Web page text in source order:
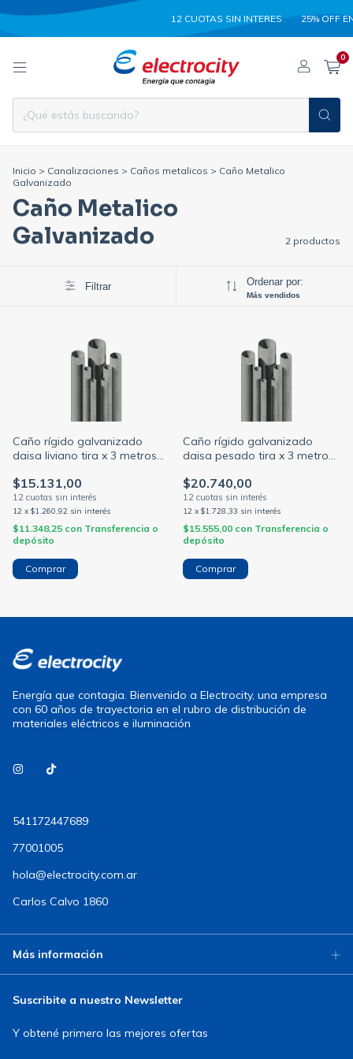
12 CUOTAS SIN INTERES 25% OFF
0
Inicio > Canalizaciones > Caños metalicos > Caño Metalico
Galvanizado
Caño Metalico
Galvanizado
2 productos
Filtrar Ordenar por:
Más vendidos
Caño rígido galvanizado
daisa liviano tira x 3 metros
1/2 // 2p
$15.131,00
12 x $1.260,92 sin interés
$11.348,25 con Transferencia o
depósito
Comprar
Caño rígido galvanizado
daisa pesado tira x 3 metros
$20.740,00
12 x $1.728,33 sin interés
$15.555,00 con Transferencia o
depósito
Comprar
Energía que contagia. Bienvenido a Electrocity, una empresa
con 60 años de trayectoria en el rubro de distribución de
materiales eléctricos e iluminación
541172447689
77001005
hola@electrocity.com.ar
Carlos Calvo 1860
Más información
Suscribite a nuestro Newsletter
Y obtené primero las mejores ofertas